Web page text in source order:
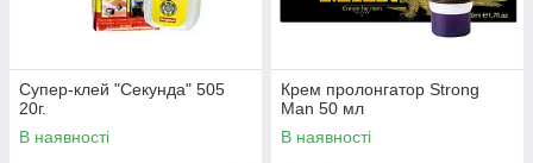
Супер-клей "Секунда" 505
20г.
В наявності
Крем пролонгатор Strong
Man 50 мл
В наявності